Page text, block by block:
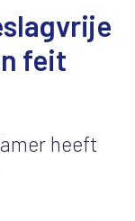
feit
heeft